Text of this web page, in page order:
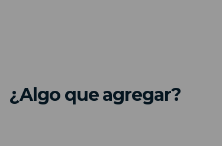
¿Algo que agregar?